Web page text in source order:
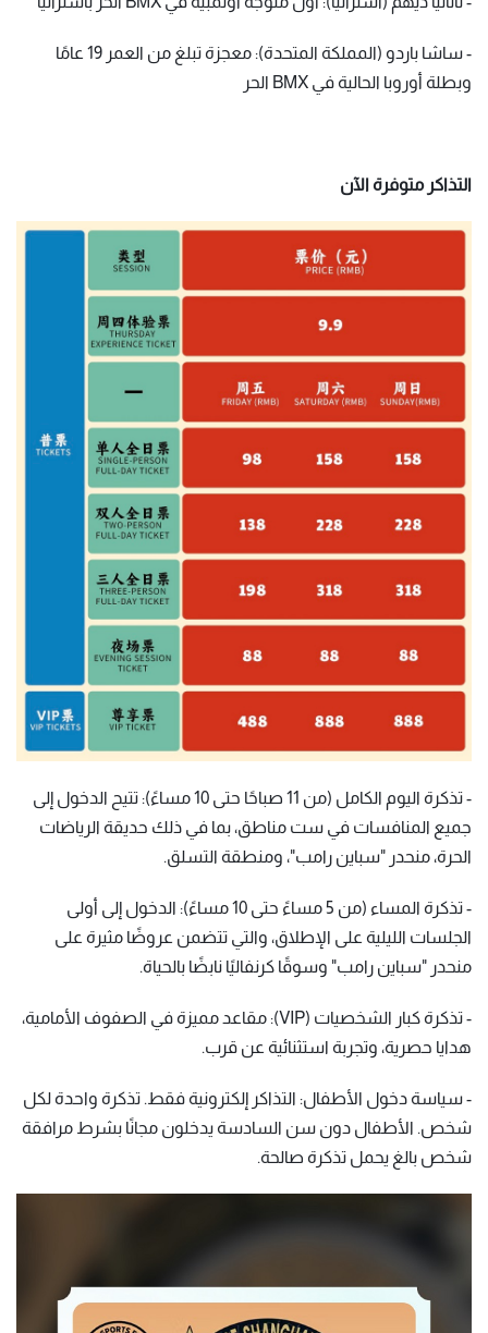
- ساشا باردو (المملكة المتحدة): معجزة تبلغ من العمر 19 عامًا
وبطلة أوروبا الحالية في BMX الحر
التذاكر متوفرة الآن
- تذكرة اليوم الكامل (من 11 صباحًا حتى 10 مساءً): تتيح الدخول إلى
جميع المنافسات في ست مناطق، بما في ذلك حديقة الرياضات
الحرة، منحدر "سباين رامب"، ومنطقة التسلق.
- تذكرة المساء (من 5 مساءً حتى 10 مساءً): الدخول إلى أولى
الجلسات الليلية على الإطلاق، والتي تتضمن عروضًا مثيرة على
منحدر "سباين رامب" وسوقًا كرنفاليًا نابضًا بالحياة.
- تذكرة كبار الشخصيات (VIP): مقاعد مميزة في الصفوف الأمامية،
هدايا حصرية، وتجربة استثنائية عن قرب.
- سياسة دخول الأطفال: التذاكر إلكترونية فقط. تذكرة واحدة لكل
شخص. الأطفال دون سن السادسة يدخلون مجانًا بشرط مرافقة
شخص بالغ يحمل تذكرة صالحة.